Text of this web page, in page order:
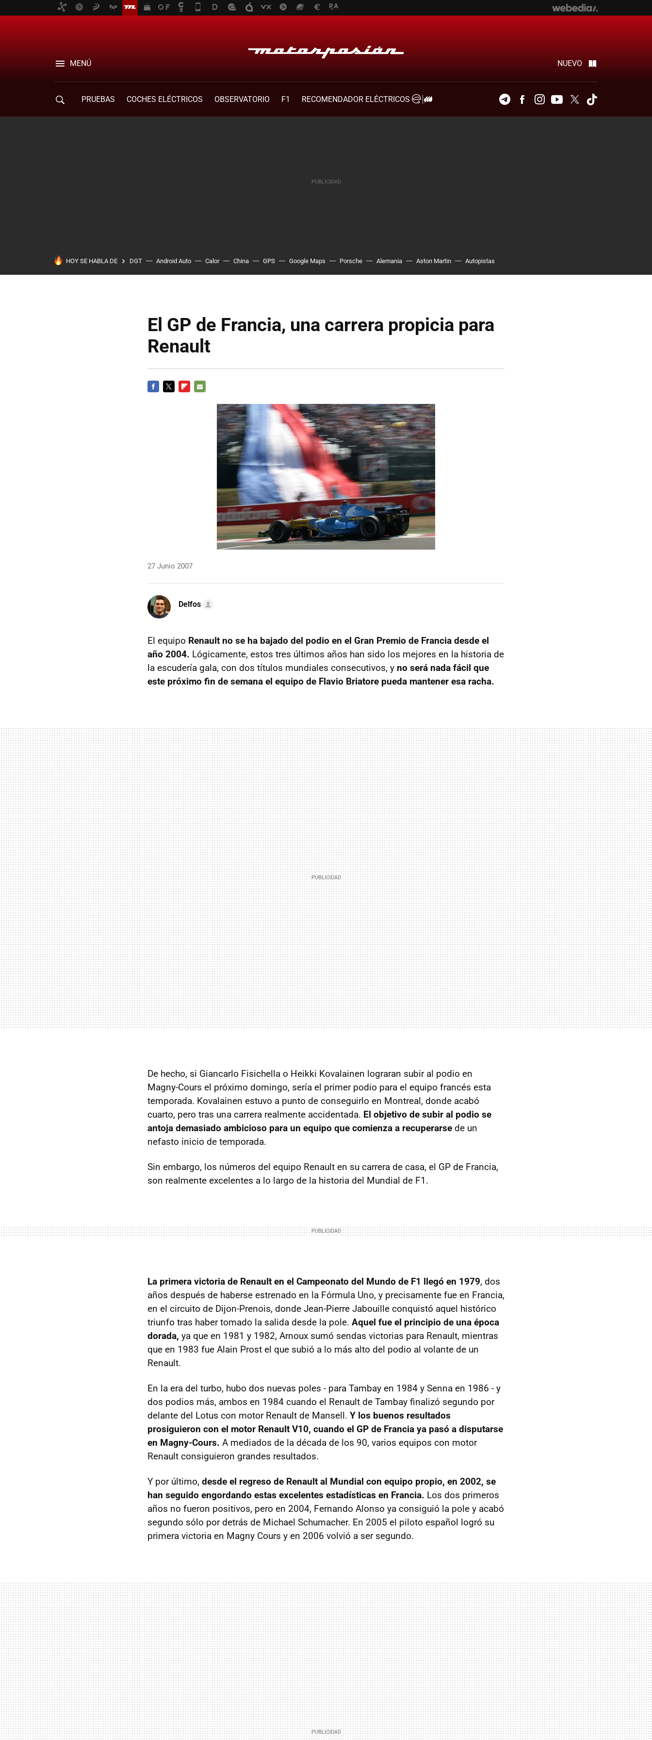
MENÚ NUEVO
PRUEBAS COCHES ELÉCTRICOS OBSERVATORIO F1
RECOMENDADOR ELÉCTRICOS
TelegramFacebookInstagramYoutubeTwitter
HOY SE HABLA DE DGT Android Auto Calor China GPS Google Maps Porsche Alemania Aston Martin Autopistas
El GP de Francia, una carrera propicia para
Renault
27 Junio 2007
Delfos
El equipo Renault no se ha bajado del podio en el Gran Premio de Francia desde el
año 2004. Lógicamente, estos tres últimos años han sido los mejores en la historia de
la escudería gala, con dos títulos mundiales consecutivos, y no será nada fácil que
este próximo fin de semana el equipo de Flavio Briatore pueda mantener esa racha.
De hecho, si Giancarlo Fisichella o Heikki Kovalainen lograran subir al podio en
Magny-Cours el próximo domingo, sería el primer podio para el equipo francés esta
temporada. Kovalainen estuvo a punto de conseguirlo en Montreal, donde acabó
cuarto, pero tras una carrera realmente accidentada. El objetivo de subir al podio se
antoja demasiado ambicioso para un equipo que comienza a recuperarse de un
nefasto inicio de temporada.
Sin embargo, los números del equipo Renault en su carrera de casa, el GP de Francia,
son realmente excelentes a lo largo de la historia del Mundial de F1.
La primera victoria de Renault en el Campeonato del Mundo de F1 llegó en 1979, dos
años después de haberse estrenado en la Fórmula Uno, y precisamente fue en Francia,
en el circuito de Dijon-Prenois, donde Jean-Pierre Jabouille conquistó aquel histórico
triunfo tras haber tomado la salida desde la pole. Aquel fue el principio de una época
dorada, ya que en 1981 y 1982, Arnoux sumó sendas victorias para Renault, mientras
que en 1983 fue Alain Prost el que subió a lo más alto del podio al volante de un
Renault.
En la era del turbo, hubo dos nuevas poles - para Tambay en 1984 y Senna en 1986 - y
dos podios más, ambos en 1984 cuando el Renault de Tambay finalizó segundo por
delante del Lotus con motor Renault de Mansell. Y los buenos resultados
prosiguieron con el motor Renault V10, cuando el GP de Francia ya pasó a disputarse
en Magny-Cours. A mediados de la década de los 90, varios equipos con motor
Renault consiguieron grandes resultados.
Y por último, desde el regreso de Renault al Mundial con equipo propio, en 2002, se
han seguido engordando estas excelentes estadísticas en Francia. Los dos primeros
años no fueron positivos, pero en 2004, Fernando Alonso ya consiguió la pole y acabó
segundo sólo por detrás de Michael Schumacher. En 2005 el piloto español logró su
primera victoria en Magny Cours y en 2006 volvió a ser segundo.